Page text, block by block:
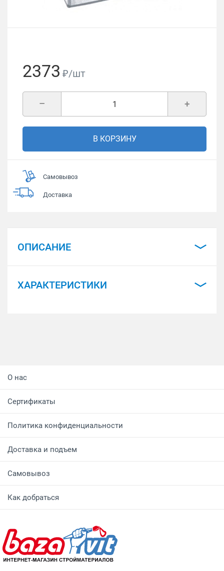
2373 ₽/шт
+
–
В КОРЗИНУ
Самовывоз
Доставка
ОПИСАНИЕ
ХАРАКТЕРИСТИКИ
О нас
Сертификаты
Политика конфиденциальности
Доставка и подъем
Самовывоз
Как добраться